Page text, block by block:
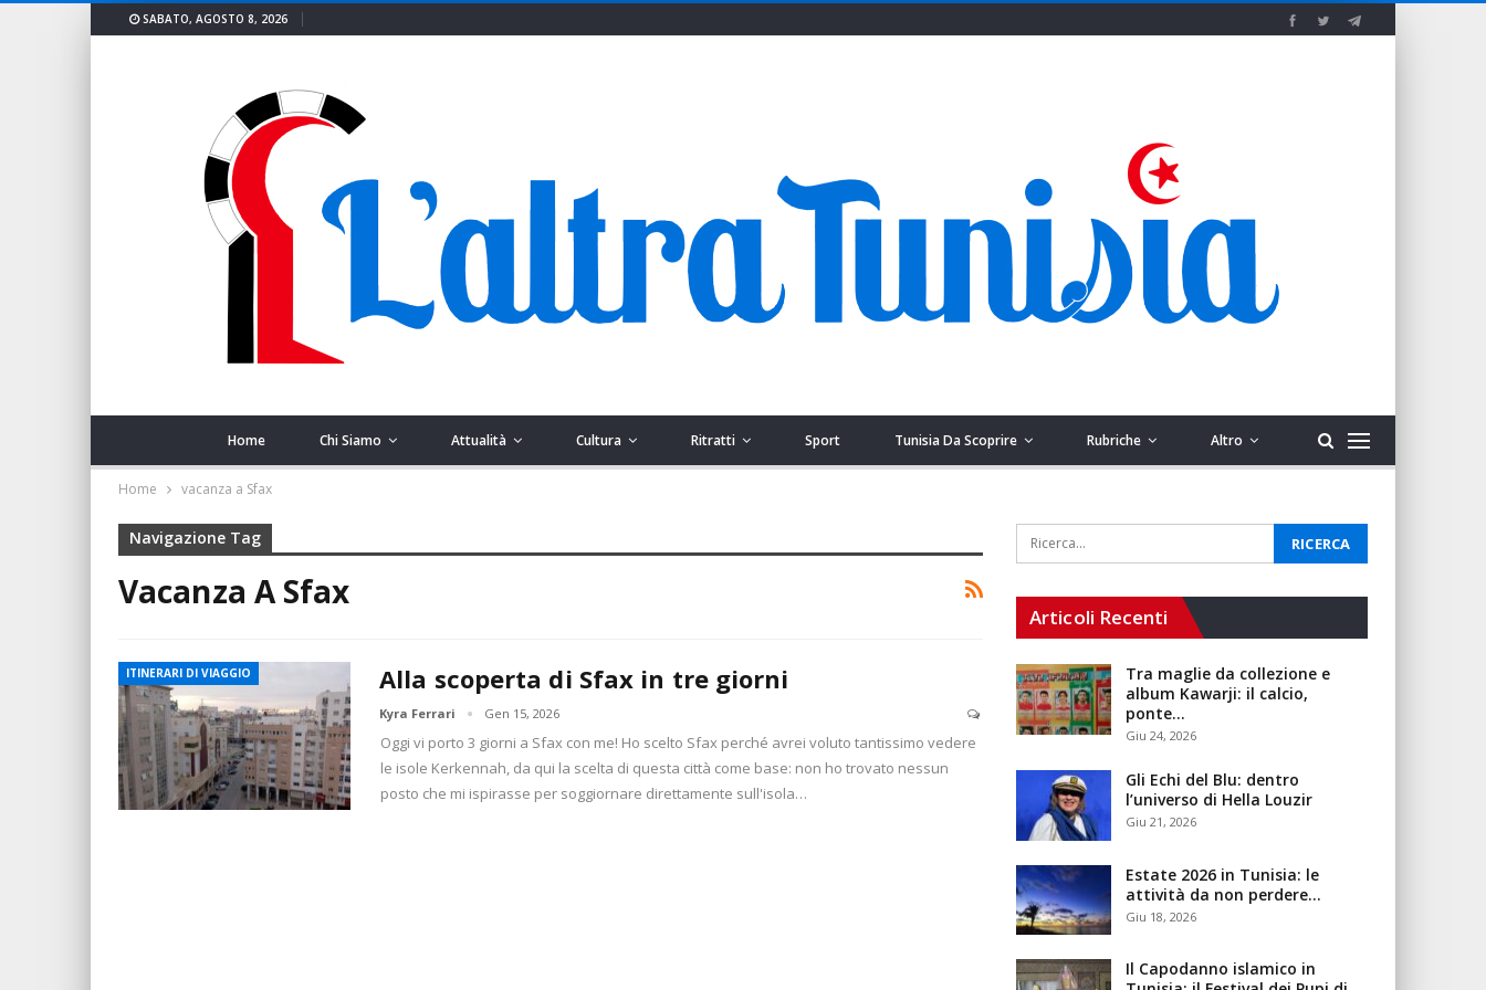
SABATO, AGOSTO 8, 2026
Home Chi Siamo Attualità Cultura Ritratti Sport Tunisia Da Scoprire Rubriche Altro
Home vacanza a Sfax
Navigazione Tag
Vacanza A Sfax
ITINERARI DI VIAGGIO Alla scoperta di Sfax in tre giorni
Kyra Ferrari Gen 15, 2026
Oggi vi porto 3 giorni a Sfax con me! Ho scelto Sfax perché avrei voluto tantissimo vedere
le isole Kerkennah, da qui la scelta di questa città come base: non ho trovato nessun
posto che mi ispirasse per soggiornare direttamente sull'isola…
Articoli Recenti
Tra maglie da collezione e
album Kawarji: il calcio,
ponte…
Giu 24, 2026
Gli Echi del Blu: dentro
l’universo di Hella Louzir
Giu 21, 2026
Estate 2026 in Tunisia: le
attività da non perdere…
Giu 18, 2026
Il Capodanno islamico in